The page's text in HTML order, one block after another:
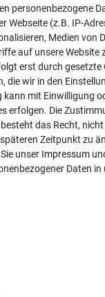
Uhr
personenbezogene
Webseite (z.B. IP-
Medien von
auf unsere Website
erst durch gesetzte
die wir in den
kann mit Einwilligung
erfolgen. Die
das Recht,
Zeitpunkt zu
unser Impressum
Daten in